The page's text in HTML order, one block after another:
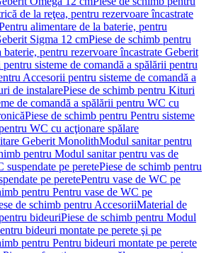
de la reţea, pentru rezervoare încastrate
alimentare de la baterie, pentru
Sigma 12 cmPiese de schimb pentru
pentru rezervoare încastrate Geberit
sisteme de comandă a spălării pentru
Accesorii pentru sisteme de comandă a
de instalarePiese de schimb pentru Kituri
de comandă a spălării pentru WC cu
Piese de schimb pentru Pentru sisteme
WC cu acţionare spălare
Geberit MonolithModul sanitar pentru
pentru Modul sanitar pentru vas de
suspendate pe peretePiese de schimb pentru
pe peretePentru vase de WC pe
pentru Pentru vase de WC pe
de schimb pentru AccesoriiMaterial de
bideuriPiese de schimb pentru Modul
bideuri montate pe perete şi pe
pentru Pentru bideuri montate pe perete